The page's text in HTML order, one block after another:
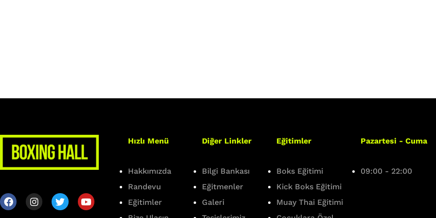
Hızlı Menü
Hakkımızda
Randevu
Eğitimler
Diğer Linkler
Bilgi Bankası
Eğitmenler
Galeri
Eğitimler
Boks Eğitimi
Kick Boks Eğitimi
Muay Thai Eğitimi
Pazartesi - Cuma
09:00 - 22:00